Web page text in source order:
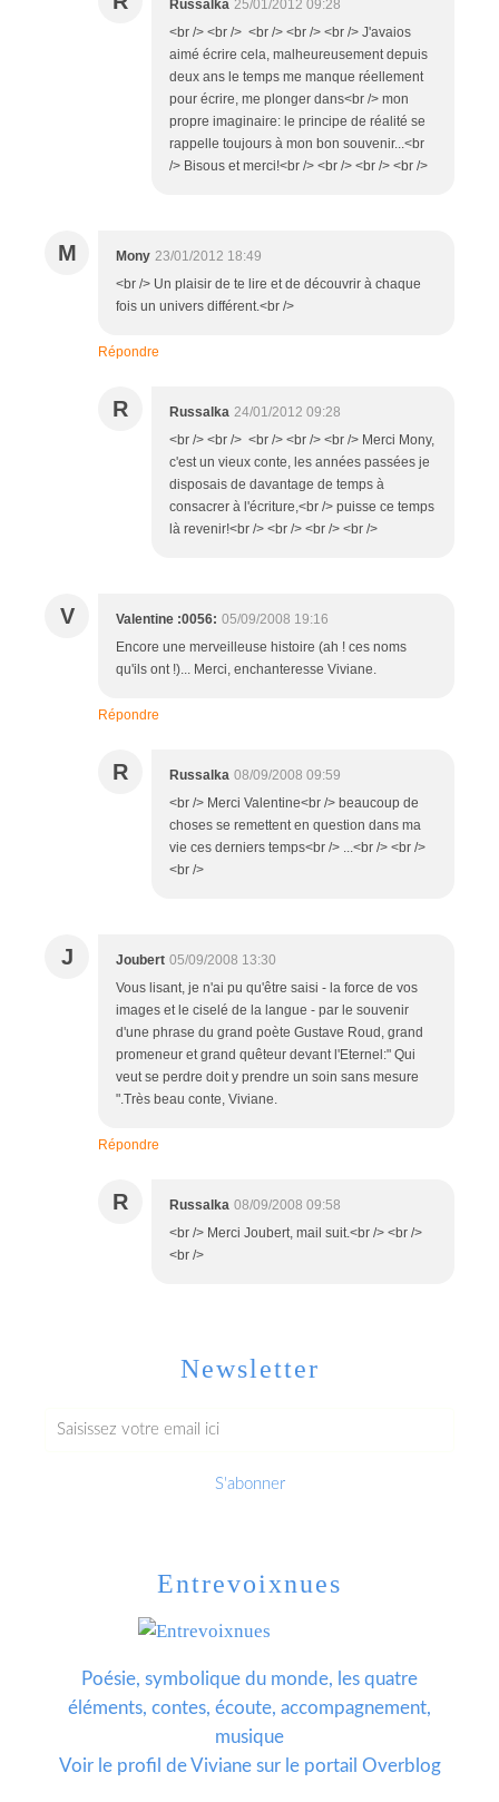
Russalka 25/01/2012 09:28
<br /> <br /> <br /> <br /> <br /> J'avaios
aimé écrire cela, malheureusement depuis
deux ans le temps me manque réellement
pour écrire, me plonger dans<br /> mon
propre imaginaire: le principe de réalité se
rappelle toujours à mon bon souvenir...<br
/> Bisous et merci!<br /> <br /> <br /> <br />
M Mony 23/01/2012 18:49
<br /> Un plaisir de te lire et de découvrir à chaque
fois un univers différent.<br />
Répondre
R Russalka 24/01/2012 09:28
<br /> <br /> <br /> <br /> <br /> Merci Mony,
c'est un vieux conte, les années passées je
disposais de davantage de temps à
consacrer à l'écriture,<br /> puisse ce temps
là revenir!<br /> <br /> <br /> <br />
V Valentine :0056: 05/09/2008 19:16
Encore une merveilleuse histoire (ah ! ces noms
qu'ils ont !)... Merci, enchanteresse Viviane.
Répondre
R Russalka 08/09/2008 09:59
<br /> Merci Valentine<br /> beaucoup de
choses se remettent en question dans ma
vie ces derniers temps<br /> ...<br /> <br />
<br />
J Joubert 05/09/2008 13:30
Vous lisant, je n'ai pu qu'être saisi - la force de vos
images et le ciselé de la langue - par le souvenir
d'une phrase du grand poète Gustave Roud, grand
promeneur et grand quêteur devant l'Eternel:" Qui
veut se perdre doit y prendre un soin sans mesure
".Très beau conte, Viviane.
Répondre
R Russalka 08/09/2008 09:58
<br /> Merci Joubert, mail suit.<br /> <br />
<br />
Newsletter
Entrevoixnues
Poésie, symbolique du monde, les quatre
éléments, contes, écoute, accompagnement,
musique
Voir le profil deVivianesur le portail Overblog